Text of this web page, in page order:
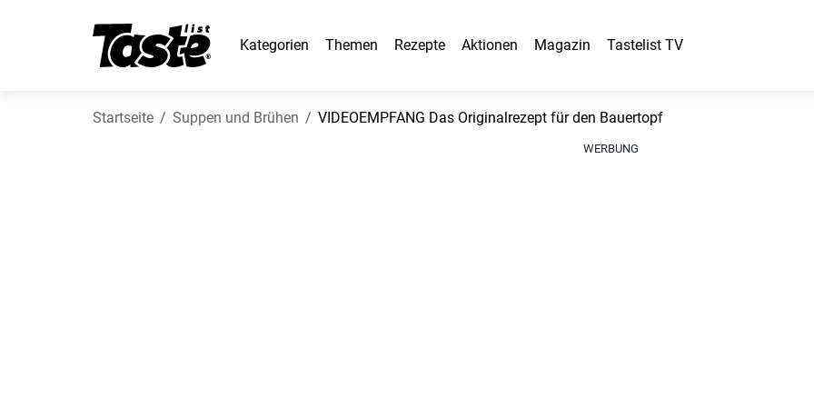
Kategorien Themen Rezepte Aktionen Magazin Tastelist TV
Startseite Suppen und Brühen VIDEOEMPFANG Das Originalrezept für den Bauertopf
WERBUNG